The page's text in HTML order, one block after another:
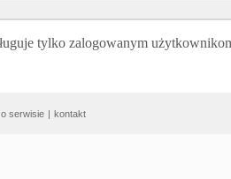
tylko zalogowanym
o serwisie | kontakt